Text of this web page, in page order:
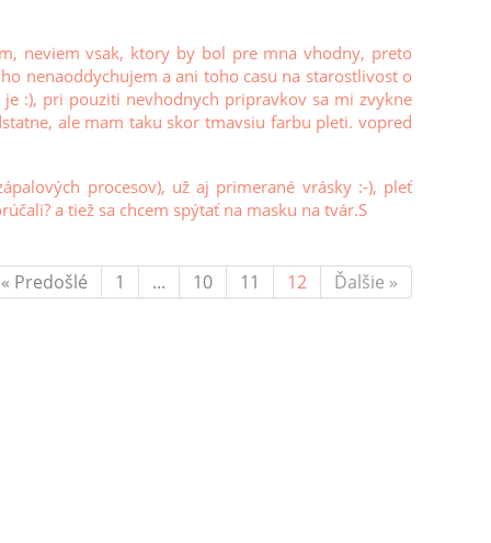
neviem vsak, ktory by bol pre mna vhodny, preto
nenaoddychujem a ani toho casu na starostlivost o
:), pri pouziti nevhodnych pripravkov sa mi zvykne
ale mam taku skor tmavsiu farbu pleti. vopred
procesov), už aj primerané vrásky :-), pleť
a tiež sa chcem spýtať na masku na tvár.S
« Predošlé 1 ... 10 11 12 Ďalšie »